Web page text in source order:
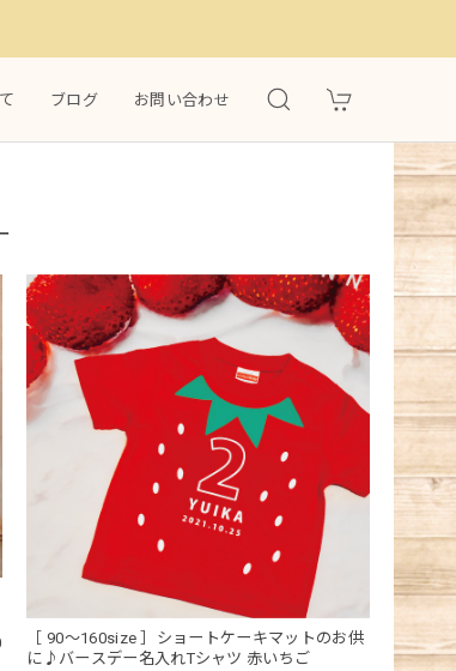
ブログ お問い合わせ
［ 90～160size ］ショートケーキマットのお供
に♪バースデー名入れTシャツ 赤いちご